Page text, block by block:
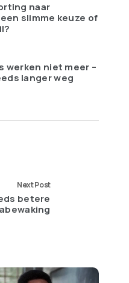
naar
slimme keuze of
werken niet meer –
langer weg
Next Post
betere